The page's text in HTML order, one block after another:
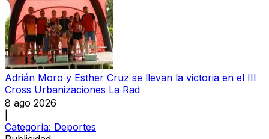
Adrián Moro y Esther Cruz se llevan la victoria en el III
Cross Urbanizaciones La Rad
8 ago 2026
Categoría: Deportes